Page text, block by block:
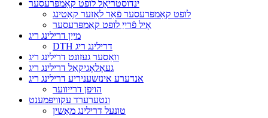
ינדוסטריאַל לופט קאַמפּרעסער
לופט קאַמפּרעסער פֿאַר לאַזער קאַטינג
אָיל פֿרייַ לופט קאַמפּרעסער
מייַן דרילינג ריג
DTH דרילינג ריג
וואַסער געזונט דרילינג ריג
געאָלאָגיקאַל דרילינג ריג
אנדערע אינזשעניריע דרילינג ריג
הויפן דרייווער
ונטערערד עקוויפּמענט
טונעל דרילינג מאַשין